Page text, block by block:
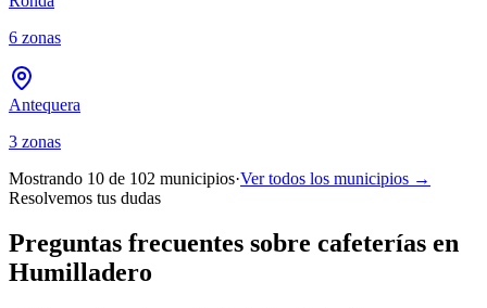
6 zonas
Antequera
3 zonas
Mostrando 10 de 102 municipios·Ver todos los municipios →
Resolvemos tus dudas
Preguntas frecuentes sobre cafeterías en
Humilladero